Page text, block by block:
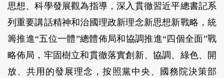
思想、科學發展觀為指導，深入貫徹習近平總書記系
列重要講話精神和治國理政新理念新思想新戰略，統
籌推進“五位一體”總體佈局和協調推進“四個全面”戰
略佈局，牢固樹立和貫徹落實創新、協調、綠色、開
放、共用的發展理念，按照黨中央、國務院決策部